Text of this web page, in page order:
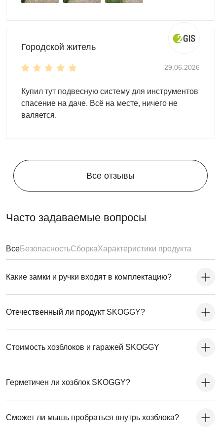
также доступны другие, нестандартные, цвета RAL по
индивидуальному запросу.
подготовка фундамента, достаточно установить
Городской житель
29.06.2026
Купил тут подвесную систему для инструментов
спасение на даче. Всё на месте, ничего не
валяется.
Все отзывы
Часто задаваемые вопросы
ВсеБезопасностьСборкаХарактеристики продукта
Какие замки и ручки входят в комплектацию?
Отечественный ли продукт SKOGGY?
Стоимость хозблоков и гаражей SKOGGY
Герметичен ли хозблок SKOGGY?
Сможет ли мышь пробраться внутрь хозблока?